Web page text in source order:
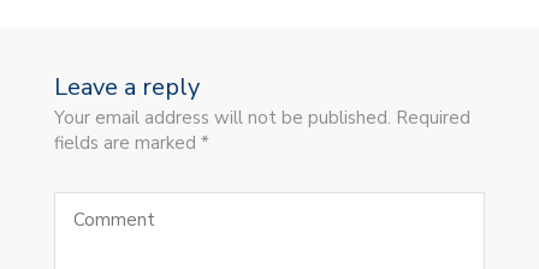
Leave a reply
Your email address will not be published. Required
fields are marked *